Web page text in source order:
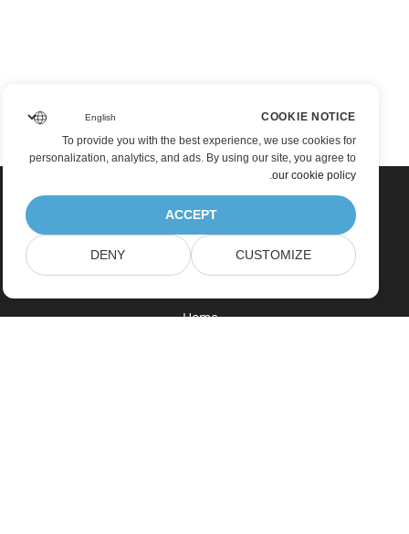
Home
COOKIE NOTICE
To provide you with the best experience, we use cookies for
personalization, analytics, and ads. By using our site, you agree to
our cookie policy
.
ACCEPT
CUSTOMIZE
DENY